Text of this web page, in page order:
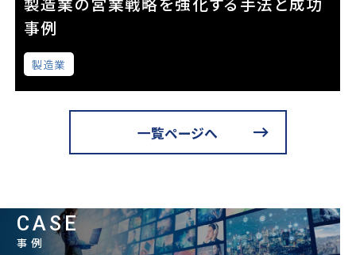
事例
製造業
一覧ページへ
CASE
事例